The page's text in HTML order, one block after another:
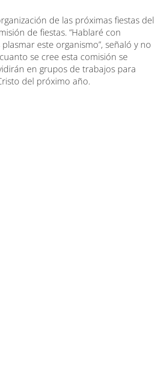
de las próximas fiestas del
de fiestas. “Hablaré con
este organismo”, señaló y no
se cree esta comisión se
en grupos de trabajos para
del próximo año.